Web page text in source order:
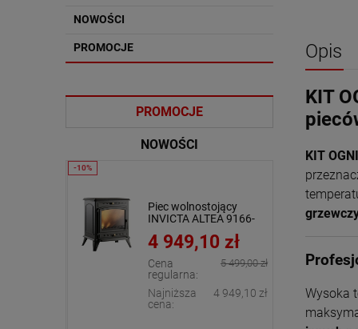
NOWOŚCI
PROMOCJE
PROMOCJE
NOWOŚCI
Piec wolnostojący
INVICTA ALTEA 9166-
4 949,10 zł
Cena
regularna:
5 499,00 zł
Najniższa
cena:
4 949,10 zł
Piec wolnostojący
KAWMET P10 (6,8 kW)
2 293,00 zł
+
szt.
Opis
KIT
KIT
Wysoka